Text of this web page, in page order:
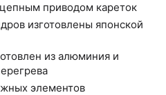
приводом кареток
изготовлены японской
из алюминия и
элементов